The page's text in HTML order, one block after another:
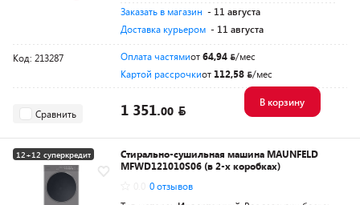
Заказать в магазин - 11 августа
Доставка курьером - 11 августа
Код: 213287 Оплата частямиот64,94
/мес
Картой рассрочкиот 112,58 /мес
Сравнить 1 351.00
В корзину
12+12 суперкредит
Стирально-сушильная машина MAUNFELD
MFWD121010S06 (в 2-х коробках)
0 отзывов